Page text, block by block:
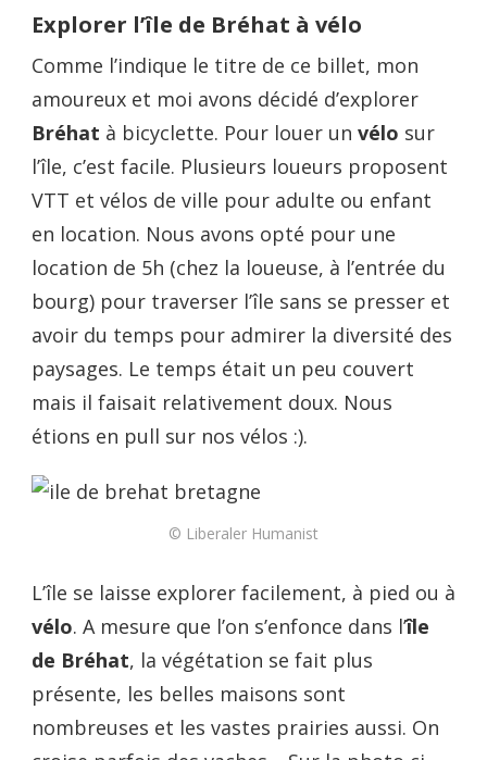
Explorer l’île de Bréhat à vélo
Comme l’indique le titre de ce billet, mon
amoureux et moi avons décidé d’explorer
Bréhat à bicyclette. Pour louer un vélo sur
l’île, c’est facile. Plusieurs loueurs proposent
VTT et vélos de ville pour adulte ou enfant
en location. Nous avons opté pour une
location de 5h (chez la loueuse, à l’entrée du
bourg) pour traverser l’île sans se presser et
avoir du temps pour admirer la diversité des
paysages. Le temps était un peu couvert
mais il faisait relativement doux. Nous
étions en pull sur nos vélos :).
© Liberaler Humanist
L’île se laisse explorer facilement, à pied ou à
vélo. A mesure que l’on s’enfonce dans l’île
de Bréhat, la végétation se fait plus
présente, les belles maisons sont
nombreuses et les vastes prairies aussi. On